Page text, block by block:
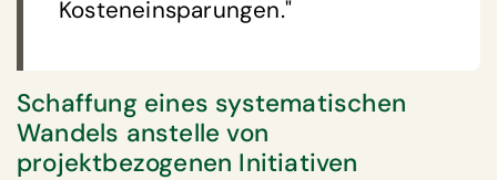
Kosteneinsparungen."
Schaffung eines systematischen
Wandels anstelle von
projektbezogenen Initiativen